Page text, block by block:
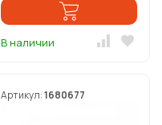
В наличии
Артикул:1680677